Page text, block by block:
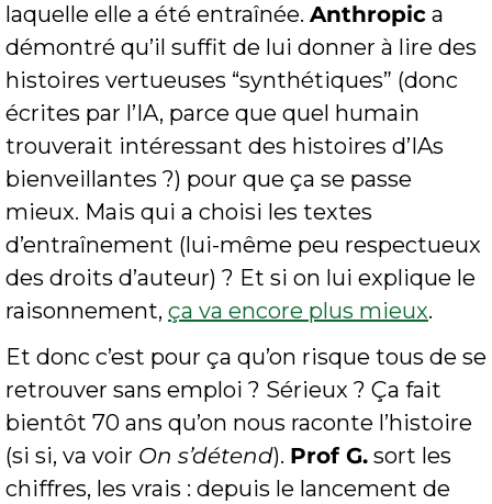
laquelle elle a été entraînée. Anthropic a
démontré qu’il suffit de lui donner à lire des
histoires vertueuses “synthétiques” (donc
écrites par l’IA, parce que quel humain
trouverait intéressant des histoires d’IAs
bienveillantes ?) pour que ça se passe
mieux. Mais qui a choisi les textes
d’entraînement (lui-même peu respectueux
des droits d’auteur) ? Et si on lui explique le
raisonnement, ça va encore plus mieux.
Et donc c’est pour ça qu’on risque tous de se
retrouver sans emploi ? Sérieux ? Ça fait
bientôt 70 ans qu’on nous raconte l’histoire
(si si, va voir On s’détend). Prof G. sort les
chiffres, les vrais : depuis le lancement de